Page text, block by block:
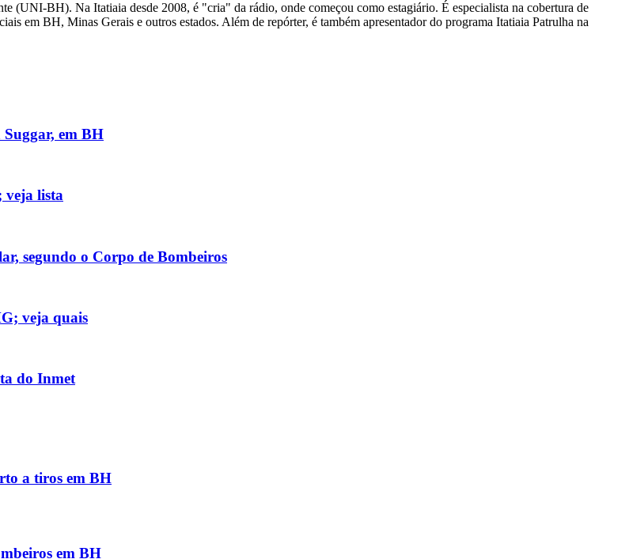
(UNI-BH). Na Itatiaia desde 2008, é "cria" da rádio, onde começou como estagiário. É especialista na cobertura de
em BH, Minas Gerais e outros estados. Além de repórter, é também apresentador do programa Itatiaia Patrulha na
em BH
veja lista
segundo o Corpo de Bombeiros
veja quais
do Inmet
a tiros em BH
em BH